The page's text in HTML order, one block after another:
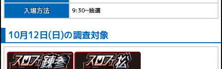
入場方法 9:30~抽選
10月12日(日)の調査対象